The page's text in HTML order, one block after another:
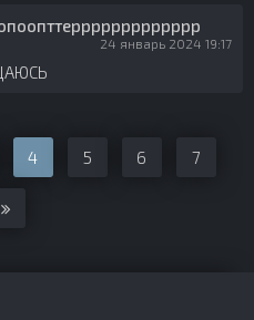
24 январь 2024 19:17
4 5 6 7